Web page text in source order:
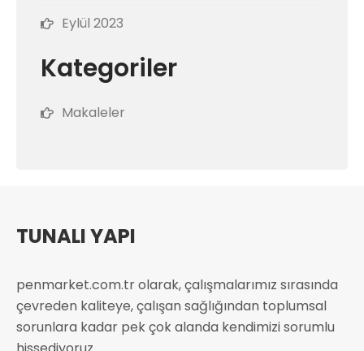
Eylül 2023
Kategoriler
Makaleler
TUNALI YAPI
penmarket.com.tr olarak, çalışmalarımız sırasında
çevreden kaliteye, çalışan sağlığından toplumsal
sorunlara kadar pek çok alanda kendimizi sorumlu